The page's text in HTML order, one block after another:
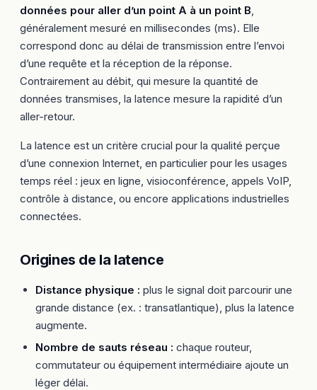
données pour aller d’un point A à un point B,
généralement mesuré en millisecondes (ms). Elle
correspond donc au délai de transmission entre l’envoi
d’une requête et la réception de la réponse.
Contrairement au débit, qui mesure la quantité de
données transmises, la latence mesure la rapidité d’un
aller-retour.
La latence est un critère crucial pour la qualité perçue
d’une connexion Internet, en particulier pour les usages
temps réel : jeux en ligne, visioconférence, appels VoIP,
contrôle à distance, ou encore applications industrielles
connectées.
Origines de la latence
Distance physique : plus le signal doit parcourir une
grande distance (ex. : transatlantique), plus la latence
augmente.
Nombre de sauts réseau : chaque routeur,
commutateur ou équipement intermédiaire ajoute un
léger délai.